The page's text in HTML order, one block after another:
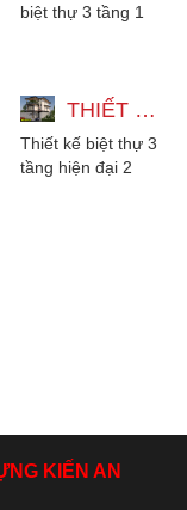
biệt thự 3 tầng 1
với...
THIẾT KẾ BIỆT THỰ 3 TẦNG HIỆN ĐẠI - 2 PHÒNG NGỦ CÓ SÂN THƯỢNG
Thiết kế biệt thự 3
tầng hiện đại 2
KIẾN AN